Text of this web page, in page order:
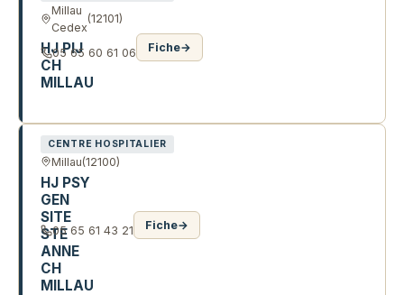
Millau
Cedex
(12101)
HJ PIJ
CH
MILLAU
05 65 60 61 06 Fiche→
CENTRE HOSPITALIER
Millau(12100)
HJ PSY
GEN
SITE
STE
ANNE
CH
MILLAU
05 65 61 43 21 Fiche→